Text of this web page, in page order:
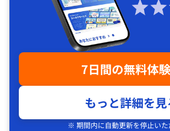
7日間の無料体
もっと詳細を見
※ 期間内に自動更新を停止いた